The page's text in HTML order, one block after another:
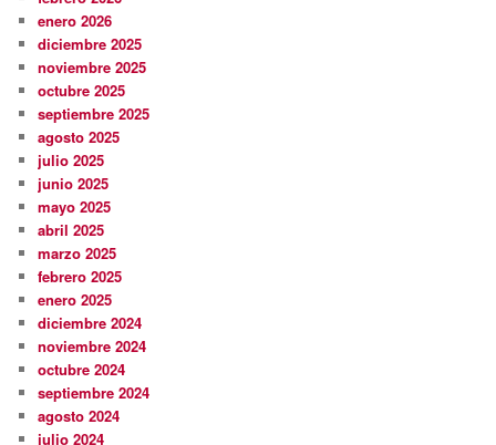
enero 2026
diciembre 2025
noviembre 2025
octubre 2025
septiembre 2025
agosto 2025
julio 2025
junio 2025
mayo 2025
abril 2025
marzo 2025
febrero 2025
enero 2025
diciembre 2024
noviembre 2024
octubre 2024
septiembre 2024
agosto 2024
julio 2024